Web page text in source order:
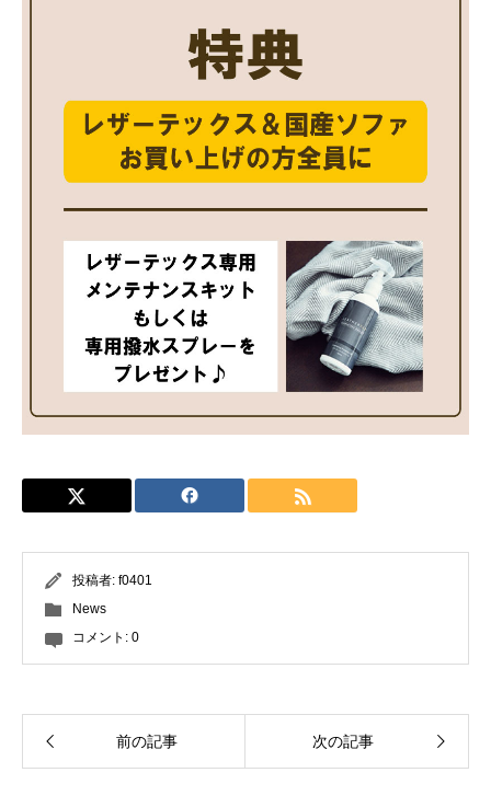
投稿者: f0401
News
コメント: 0
前の記事 次の記事